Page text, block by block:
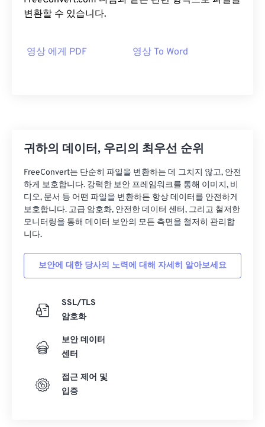
변환할 수 있습니다.
영상 에게 PDF 영상 To Word
귀하의 데이터, 우리의 최우선 순위
FreeConvert는 단순히 파일을 변환하는 데 그치지 않고, 안전
하게 보호합니다. 강력한 보안 프레임워크를 통해 이미지, 비
디오, 문서 등 어떤 파일을 변환하든 항상 데이터를 안전하게
보호합니다. 고급 암호화, 안전한 데이터 센터, 그리고 철저한
모니터링을 통해 데이터 보안의 모든 측면을 철저히 관리합
니다.
보안에 대한 당사의 노력에 대해 자세히 알아보세요
SSL/TLS
암호화
보안 데이터
센터
접근 제어 및
입증